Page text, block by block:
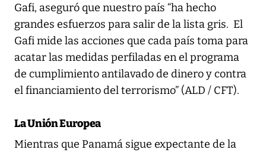
Gafi, aseguró que nuestro país “ha hecho
grandes esfuerzos para salir de la lista gris. El
Gafi mide las acciones que cada país toma para
acatar las medidas perfiladas en el programa
de cumplimiento antilavado de dinero y contra
el financiamiento del terrorismo” (ALD / CFT).
La Unión Europea
Mientras que Panamá sigue expectante de la